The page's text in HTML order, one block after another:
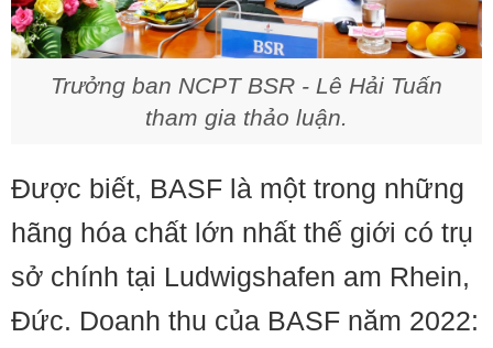
Trưởng ban NCPT BSR - Lê Hải Tuấn
tham gia thảo luận.
Được biết, BASF là một trong những
hãng hóa chất lớn nhất thế giới có trụ
sở chính tại Ludwigshafen am Rhein,
Đức. Doanh thu của BASF năm 2022: